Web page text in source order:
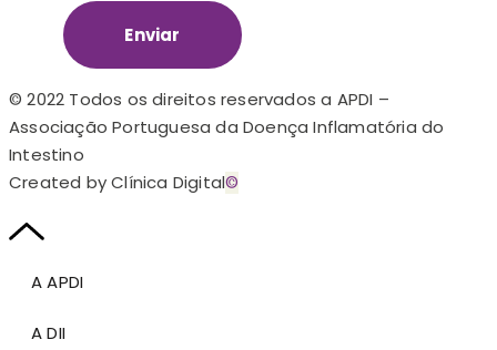
Enviar
© 2022 Todos os direitos reservados a APDI –
Associação Portuguesa da Doença Inflamatória do
Intestino
Created by Clínica Digital©
A APDI
A DII